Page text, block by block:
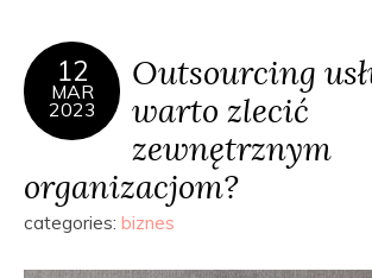
12
MAR
2023
Outsourcing
warto zlecić
zewnętrznym
organizacjom?
categories: biznes